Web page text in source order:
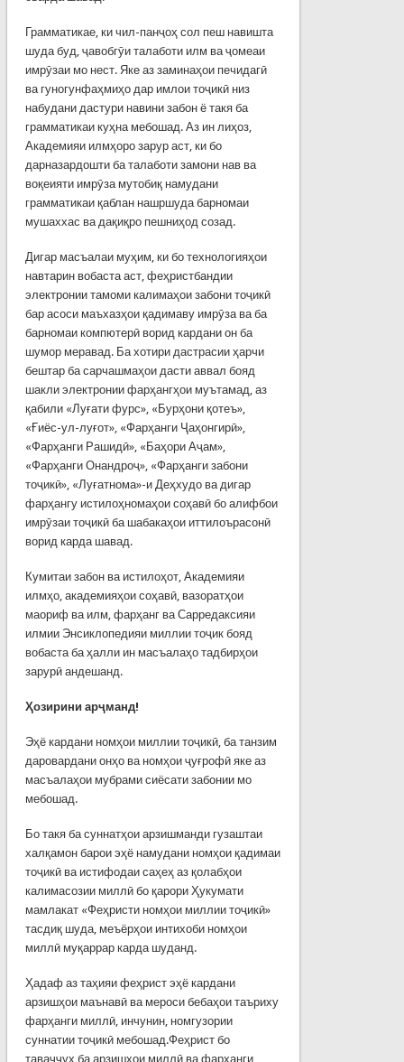
Грамматикае, ки чил-панҷоҳ сол пеш навишта
шуда буд, ҷавобгӯи талаботи илм ва ҷомеаи
имрӯзаи мо нест. Яке аз заминаҳои печидагӣ
ва гуногунфаҳмиҳо дар имлои тоҷикӣ низ
набудани дастури навини забон ё такя ба
грамматикаи куҳна мебошад. Аз ин лиҳоз,
Академияи илмҳоро зарур аст, ки бо
дарназардошти ба талаботи замони нав ва
воқеияти имрӯза мутобиқ намудани
грамматикаи қаблан нашршуда барномаи
мушаххас ва дақиқро пешниҳод созад.
Дигар масъалаи муҳим, ки бо технологияҳои
навтарин вобаста аст, феҳристбандии
электронии тамоми калимаҳои забони тоҷикӣ
бар асоси маъхазҳои қадимаву имрӯза ва ба
барномаи компютерӣ ворид кардани он ба
шумор меравад. Ба хотири дастрасии ҳарчи
бештар ба сарчашмаҳои дасти аввал бояд
шакли электронии фарҳангҳои муътамад, аз
қабили «Луғати фурс», «Бурҳони қотеъ»,
«Ғиёс-ул-луғот», «Фарҳанги Ҷаҳонгирӣ»,
«Фарҳанги Рашидӣ», «Баҳори Аҷам»,
«Фарҳанги Онандроҷ», «Фарҳанги забони
тоҷикӣ», «Луғатнома»-и Деҳхудо ва дигар
фарҳангу истилоҳномаҳои соҳавӣ бо алифбои
имрӯзаи тоҷикӣ ба шабакаҳои иттилоърасонӣ
ворид карда шавад.
Кумитаи забон ва истилоҳот, Академияи
илмҳо, академияҳои соҳавӣ, вазоратҳои
маориф ва илм, фарҳанг ва Сарредаксияи
илмии Энсиклопедияи миллии тоҷик бояд
вобаста ба ҳалли ин масъалаҳо тадбирҳои
зарурӣ андешанд.
Ҳозирини арҷманд!
Эҳё кардани номҳои миллии тоҷикӣ, ба танзим
даровардани онҳо ва номҳои ҷуғрофӣ яке аз
масъалаҳои мубрами сиёсати забонии мо
мебошад.
Бо такя ба суннатҳои арзишманди гузаштаи
халқамон барои эҳё намудани номҳои қадимаи
тоҷикӣ ва истифодаи саҳеҳ аз қолабҳои
калимасозии миллӣ бо қарори Ҳукумати
мамлакат «Феҳристи номҳои миллии тоҷикӣ»
тасдиқ шуда, меъёрҳои интихоби номҳои
миллӣ муқаррар карда шуданд.
Ҳадаф аз таҳияи феҳрист эҳё кардани
арзишҳои маънавӣ ва мероси бебаҳои таъриху
фарҳанги миллӣ, инчунин, номгузории
суннатии тоҷикӣ мебошад.Феҳрист бо
таваҷҷуҳ ба арзишҳои миллӣ ва фарҳанги